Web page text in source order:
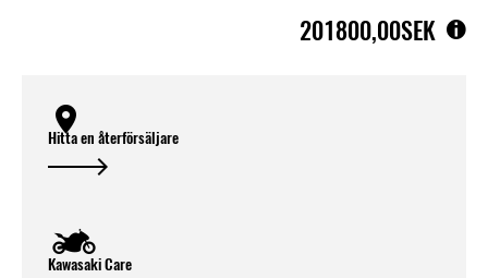
201800,00SEK
Hitta en återförsäljare
Kawasaki Care